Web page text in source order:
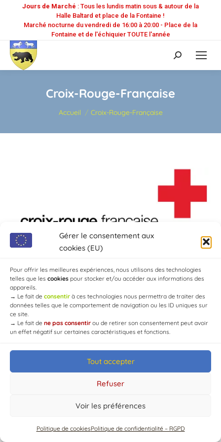
Gérer le consentement aux
cookies (EU)
Pour offrir les meilleures expériences, nous utilisons des technologies
telles que les cookies pour stocker et/ou accéder aux informations des
appareils.
→ Le fait de consentir à ces technologies nous permettra de traiter des
données telles que le comportement de navigation ou les ID uniques sur
ce site.
→ Le fait de ne pas consentir ou de retirer son consentement peut avoir
un effet négatif sur certaines caractéristiques et fonctions.
Tout accepter
Refuser
Voir les préférences
Politique de cookiesPolitique de confidentialité – RGPD
Jours de Marché : Tous les lundis matin sous & autour de la
Halle Baltard et place de la Fontaine !
Marché nocturne du vendredi de 16:00 à 20:00 - Place de la
Fontaine et de l'échiquier TOUTE l'année
Recherche
:
Croix-Rouge-Française
Vous êtes ici :
Accueil Croix-Rouge-Française
© Mairie de Chaource [2004-2024] | Tous droits réservés.
Developed byWEB3-DESIGN